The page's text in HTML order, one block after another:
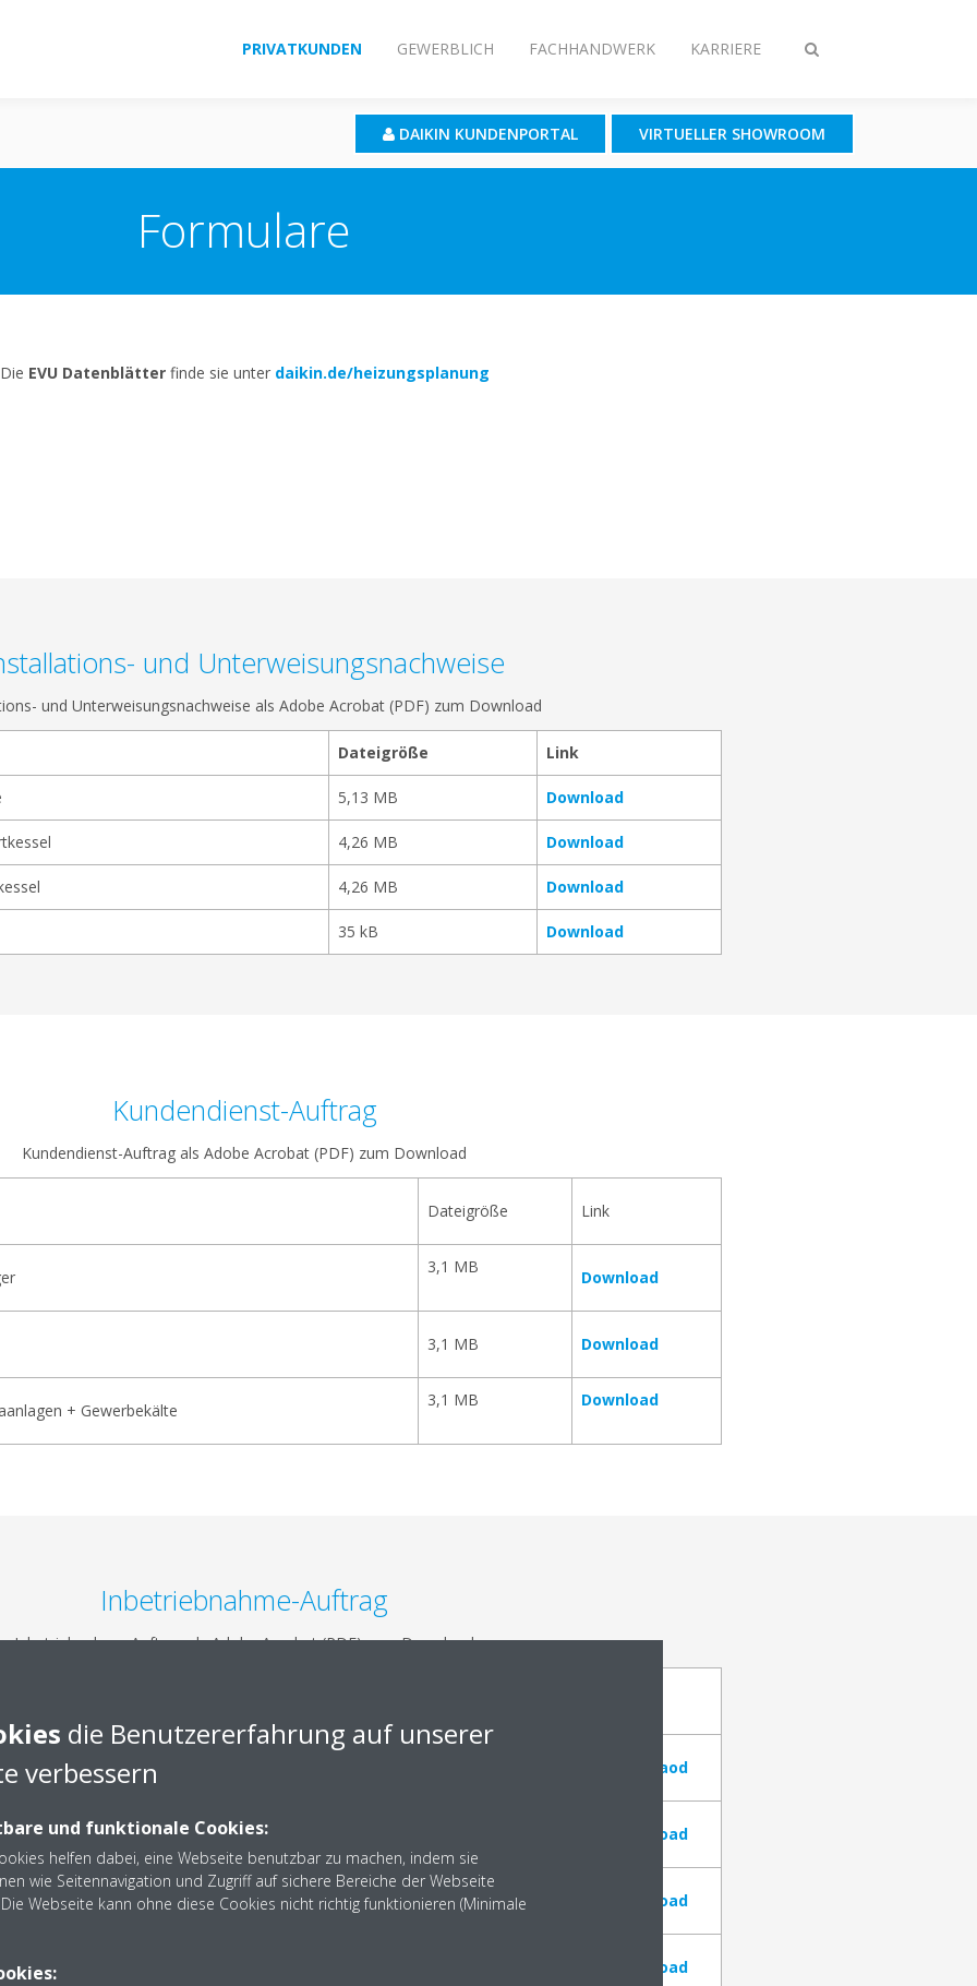
Suche
PRIVATKUNDEN GEWERBLICH FACHHANDWERK KARRIERE
DAIKIN KUNDENPORTAL VIRTUELLER SHOWROOM
Formulare
Die EVU Datenblätterfinde sie unter daikin.de/heizungsplanung
und Unterweisungsnachweise
und Unterweisungsnachweise als Adobe Acrobat (PDF) zum Download
Dateigröße Link
5,13 MB Download
4,26 MB Download
4,26 MB Download
35 kB Download
Kundendienst-Auftrag
Kundendienst-Auftrag als Adobe Acrobat (PDF) zum Download
Dateigröße Link
3,1 MB
Download
3,1 MB Download
+ Gewerbekälte
3,1 MB Download
Inbetriebnahme-Auftrag
Inbetriebnahme-Auftrag als Adobe Acrobat (PDF) zum Download
Downlaod
Download
3,8 MB Download
Units Download
die Benutzererfahrung auf unserer
verbessern
und funktionale Cookies:
helfen dabei, eine Webseite benutzbar zu machen, indem sie
wie Seitennavigation und Zugriff auf sichere Bereiche der Webseite
Webseite kann ohne diese Cookies nicht richtig funktionieren (Minimale